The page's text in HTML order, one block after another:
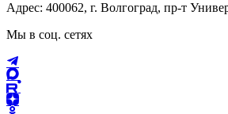
Адрес: 400062, г. Волгоград, пр-т
Мы в соц. сетях